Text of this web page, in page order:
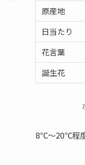
原産地
日当たり
花言葉
誕生花
8℃～20℃程度